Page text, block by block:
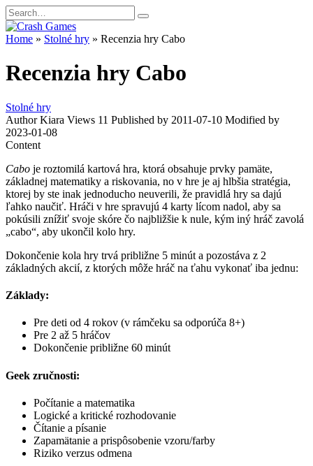
Skip
to
content
Search
for:
Home » Stolné hry » Recenzia hry Cabo
Recenzia hry Cabo
Stolné hry
Author Kiara Views 11 Published by 2011-07-10 Modified by
2023-01-08
Content
Cabo je roztomilá kartová hra, ktorá obsahuje prvky pamäte,
základnej matematiky a riskovania, no v hre je aj hlbšia stratégia,
ktorej by ste inak jednoducho neuverili, že pravidlá hry sa dajú
ľahko naučiť. Hráči v hre spravujú 4 karty lícom nadol, aby sa
pokúsili znížiť svoje skóre čo najbližšie k nule, kým iný hráč zavolá
„cabo“, aby ukončil kolo hry.
Dokončenie kola hry trvá približne 5 minút a pozostáva z 2
základných akcií, z ktorých môže hráč na ťahu vykonať iba jednu:
Základy:
Pre deti od 4 rokov (v rámčeku sa odporúča 8+)
Pre 2 až 5 hráčov
Dokončenie približne 60 minút
Geek zručnosti:
Počítanie a matematika
Logické a kritické rozhodovanie
Čítanie a písanie
Zapamätanie a prispôsobenie vzoru/farby
Riziko verzus odmena